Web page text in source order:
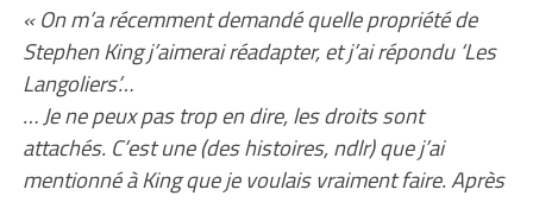
« On m’a récemment demandé quelle propriété de
Stephen King j’aimerai réadapter, et j’ai répondu ‘Les
Langoliers’…
… Je ne peux pas trop en dire, les droits sont
attachés. C’est une (des histoires, ndlr) que j’ai
mentionné à King que je voulais vraiment faire. Après